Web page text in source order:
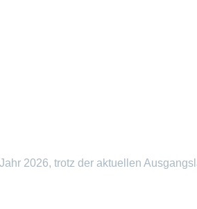
2026, trotz der aktuellen